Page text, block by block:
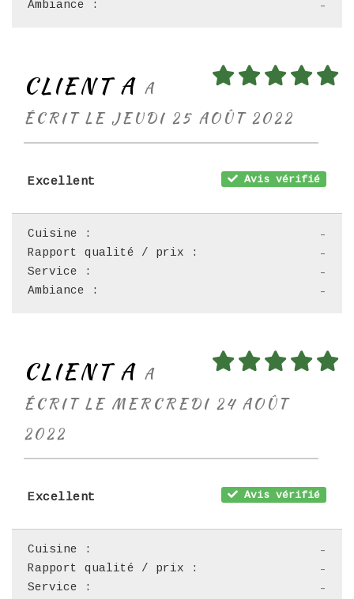
-
Ambiance :
CLIENT A A
ÉCRIT LE JEUDI 25 AOÛT 2022
Avis vérifié
Excellent
-
Cuisine :
-
Rapport qualité / prix :
-
Service :
-
Ambiance :
CLIENT A A
ÉCRIT LE MERCREDI 24 AOÛT
2022
Avis vérifié
Excellent
-
Cuisine :
-
Rapport qualité / prix :
-
Service :